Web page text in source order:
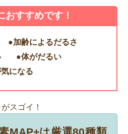
おすすめです！
●加齢によるだるさ
●体がだるい
になる